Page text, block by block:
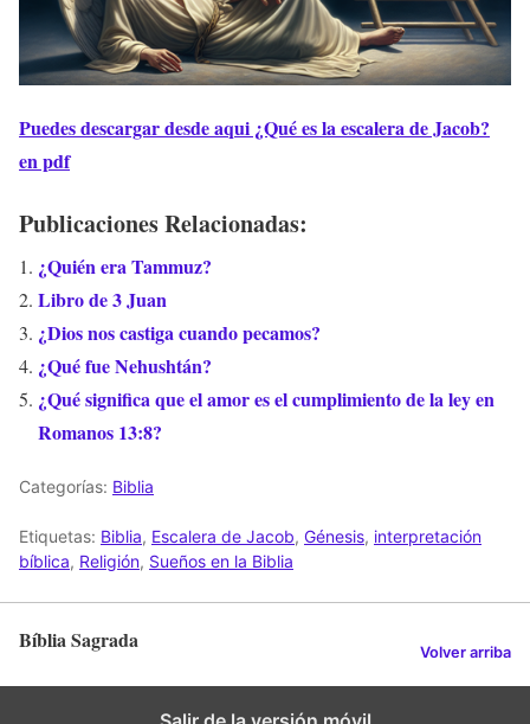
Puedes descargar desde aqui ¿Qué es la escalera de Jacob?
en pdf
Publicaciones Relacionadas:
¿Quién era Tammuz?
Libro de 3 Juan
¿Dios nos castiga cuando pecamos?
¿Qué fue Nehushtán?
¿Qué significa que el amor es el cumplimiento de la ley en
Romanos 13:8?
Categorías: Biblia
Etiquetas: Biblia, Escalera de Jacob, Génesis, interpretación
bíblica, Religión, Sueños en la Biblia
Bíblia Sagrada Volver arriba